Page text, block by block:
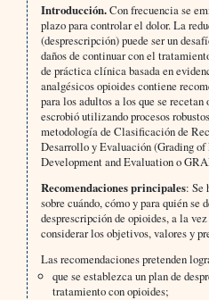
Introducción.Con frecuencia se
plazo para controlar el dolor. La
(desprescripción) puede ser un
daños de continuar con el
de práctica clínica basada en
analgésicos opioides contiene
para los adultos a los que se
escrobió utilizando procesos
metodología de Clasificación de
Desarrollo y Evaluación (Grading of
Development and Evaluation o
Recomendaciones principales: Se
sobre cuándo, cómo y para quién se
desprescripción de opioides, a la
considerar los objetivos, valores y
Las recomendaciones pretenden
que se establezca un plan de
tratamiento con opioides;